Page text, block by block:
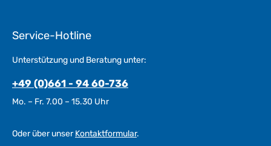
Service-Hotline
Unterstützung und Beratung unter:
+49 (0)661 - 94 60-736
Mo. – Fr. 7.00 – 15.30 Uhr
Oder über unserKontaktformular.